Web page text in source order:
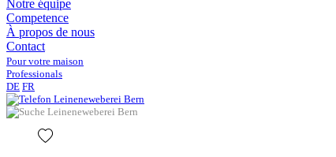
Notre équipe
Competence
À propos de nous
Contact
Pour votre maison
Professionals
DE FR